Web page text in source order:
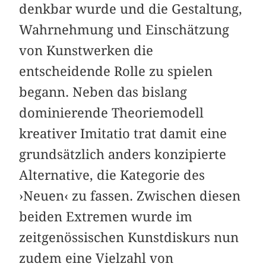
denkbar wurde und die Gestaltung,
Wahrnehmung und Einschätzung
von Kunstwerken die
entscheidende Rolle zu spielen
begann. Neben das bislang
dominierende Theoriemodell
kreativer Imitatio trat damit eine
grundsätzlich anders konzipierte
Alternative, die Kategorie des
›Neuen‹ zu fassen. Zwischen diesen
beiden Extremen wurde im
zeitgenössischen Kunstdiskurs nun
zudem eine Vielzahl von